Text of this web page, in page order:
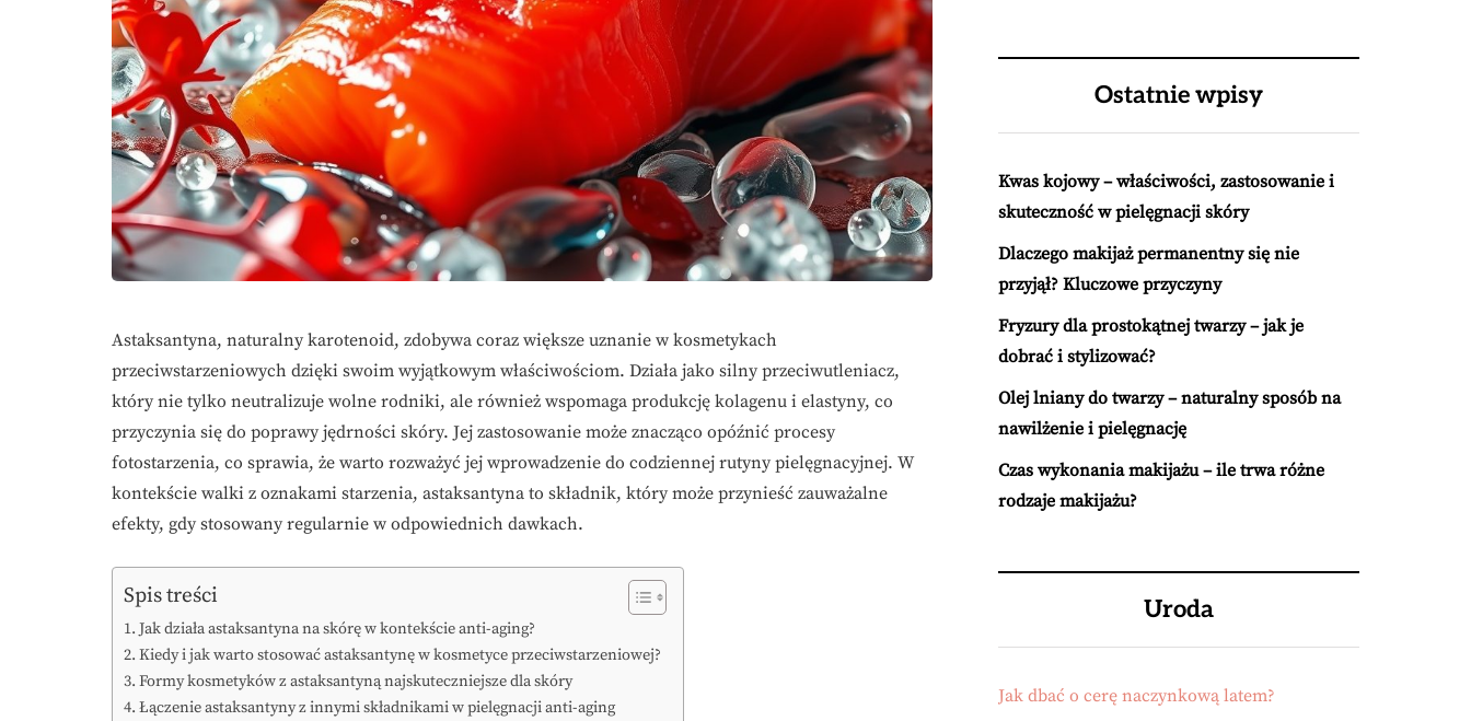
Astaksantyna, naturalny karotenoid, zdobywa coraz większe uznanie w kosmetykach
przeciwstarzeniowych dzięki swoim wyjątkowym właściwościom. Działa jako silny przeciwutleniacz,
który nie tylko neutralizuje wolne rodniki, ale również wspomaga produkcję kolagenu i elastyny, co
przyczynia się do poprawy jędrności skóry. Jej zastosowanie może znacząco opóźnić procesy
fotostarzenia, co sprawia, że warto rozważyć jej wprowadzenie do codziennej rutyny pielęgnacyjnej. W
kontekście walki z oznakami starzenia, astaksantyna to składnik, który może przynieść zauważalne
efekty, gdy stosowany regularnie w odpowiednich dawkach.
Spis treści
Jak działa astaksantyna na skórę w kontekście anti-aging?
Kiedy i jak warto stosować astaksantynę w kosmetyce przeciwstarzeniowej?
Formy kosmetyków z astaksantyną najskuteczniejsze dla skóry
Łączenie astaksantyny z innymi składnikami w pielęgnacji anti-aging
Ostatnie wpisy
Kwas kojowy – właściwości, zastosowanie i
skuteczność w pielęgnacji skóry
Dlaczego makijaż permanentny się nie
przyjął? Kluczowe przyczyny
Fryzury dla prostokątnej twarzy – jak je
dobrać i stylizować?
Olej lniany do twarzy – naturalny sposób na
nawilżenie i pielęgnację
Czas wykonania makijażu – ile trwa różne
rodzaje makijażu?
Uroda
Jak dbać o cerę naczynkową latem?